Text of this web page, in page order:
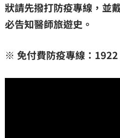
狀請先撥打防疫專線，並
必告知醫師旅遊史。
※ 免付費防疫專線：